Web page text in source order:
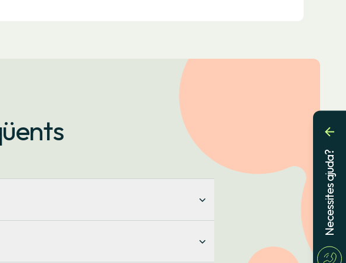
diari i que, per tant, canvia de preu cada
Necessites ajuda?